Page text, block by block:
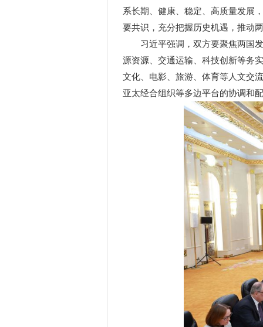
系长期、健康、稳定、高质量发展
要共识，充分把握历史机遇，推动
习近平强调，双方要聚焦两国发
源资源、交通运输、科技创新等务
文化、电影、旅游、体育等人文交
亚太经合组织等多边平台的协调和